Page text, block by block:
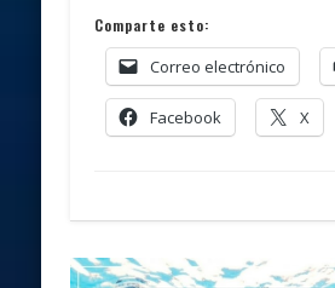
Comparte esto:
Correo electrónico
Facebook X